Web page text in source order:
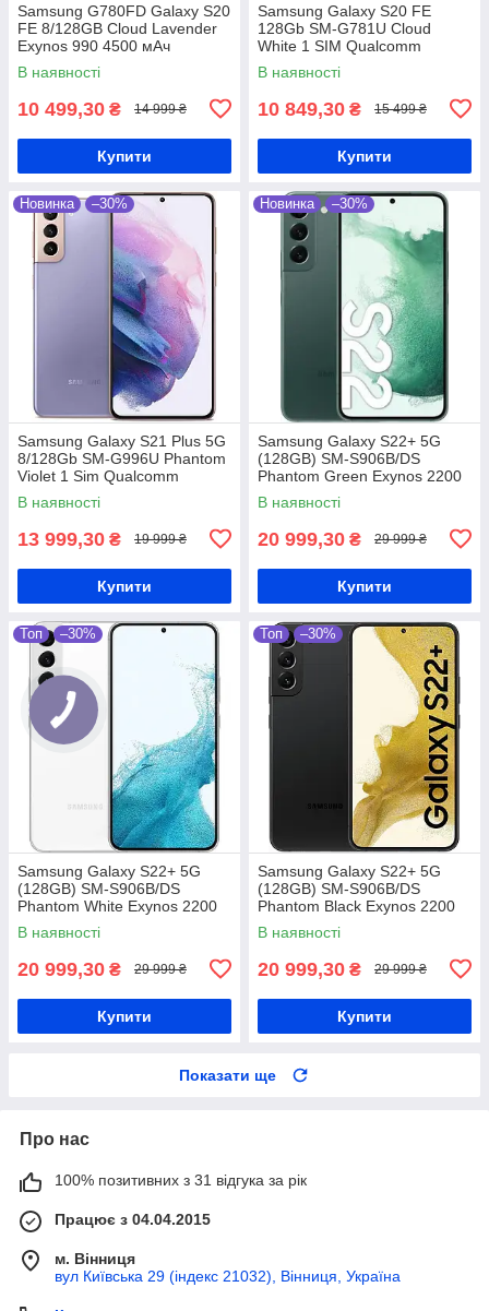
Samsung G780FD Galaxy S20
FE 8/128GB Cloud Lavender
Exynos 990 4500 мАч
В наявності
10 499,30 ₴ 14 999 ₴
Купити
Samsung Galaxy S20 FE
128Gb SM-G781U Cloud
White 1 SIM Qualcomm
Snapdragon 865 4500 мАг
В наявності
10 849,30 ₴ 15 499 ₴
Купити
Новинка –30%
Samsung Galaxy S21 Plus 5G
8/128Gb SM-G996U Phantom
Violet 1 Sim Qualcomm
Snapdragon 888 4800 мАг
В наявності
13 999,30 ₴ 19 999 ₴
Купити
Новинка –30%
Samsung Galaxy S22+ 5G
(128GB) SM-S906B/DS
Phantom Green Exynos 2200
4500 мАг
В наявності
20 999,30 ₴ 29 999 ₴
Купити
Топ –30%
Samsung Galaxy S22+ 5G
(128GB) SM-S906B/DS
Phantom White Exynos 2200
4500 мАг
В наявності
20 999,30 ₴ 29 999 ₴
Купити
Топ –30%
Samsung Galaxy S22+ 5G
(128GB) SM-S906B/DS
Phantom Black Exynos 2200
4500 мАг
В наявності
20 999,30 ₴ 29 999 ₴
Купити
Показати ще
Про нас
100% позитивних з 31 відгука за рік
Працює з 04.04.2015
м. Вінниця
вул Київська 29 (індекс 21032), Вінниця, Україна